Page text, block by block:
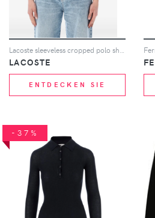
LACOSTE
ENTDECKEN SIE
-37%